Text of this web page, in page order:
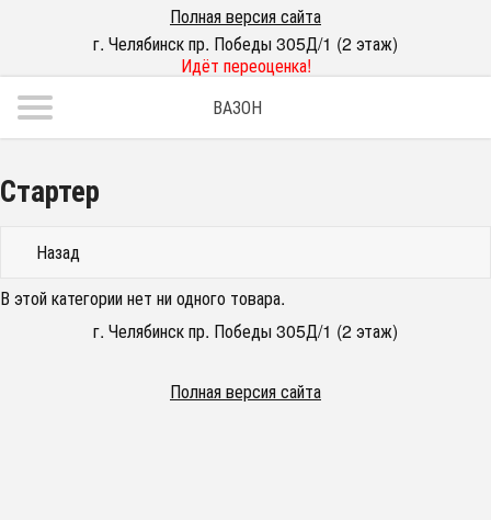
Полная версия сайта
г. Челябинск пр. Победы 305Д/1 (2 этаж)
Идёт переоценка!
ВАЗОН
Стартер
Назад
В этой категории нет ни одного товара.
г. Челябинск пр. Победы 305Д/1 (2 этаж)
Полная версия сайта